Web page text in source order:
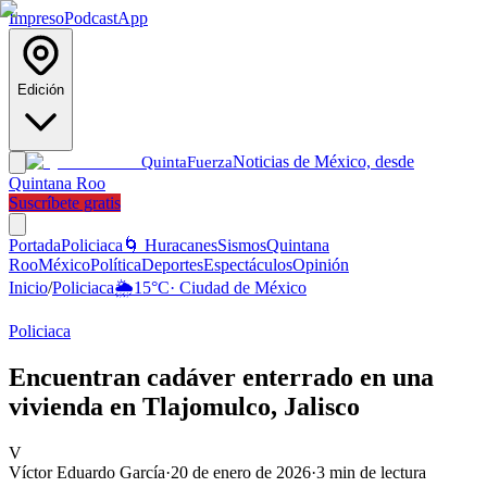
ImpresoPodcastApp
Edición
QuintaFuerzaNoticias de México, desde
Quintana Roo
Suscríbete gratis
PortadaPoliciaca 🌀 HuracanesSismosQuintana
RooMéxicoPolíticaDeportesEspectáculosOpinión
Inicio/Policiaca🌦️15°C· Ciudad de México
Policiaca
Encuentran cadáver enterrado en una
vivienda en Tlajomulco, Jalisco
V
Víctor Eduardo García·20 de enero de 2026·3 min de lectura